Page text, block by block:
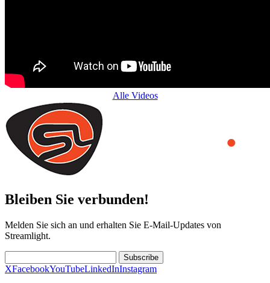
Alle Videos
Bleiben Sie verbunden!
Melden Sie sich an und erhalten Sie E-Mail-Updates von
Streamlight.
Subscribe
XFacebookYouTubeLinkedInInstagram